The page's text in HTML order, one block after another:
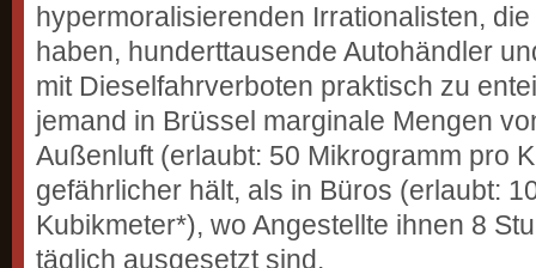
hypermoralisierenden Irrationalisten,
haben, hunderttausende Autohändler
mit Dieselfahrverboten praktisch zu
jemand in Brüssel marginale Mengen
Außenluft (erlaubt: 50 Mikrogramm pro
gefährlicher hält, als in Büros (erlaubt:
Kubikmeter*), wo Angestellte ihnen 8
täglich ausgesetzt sind.